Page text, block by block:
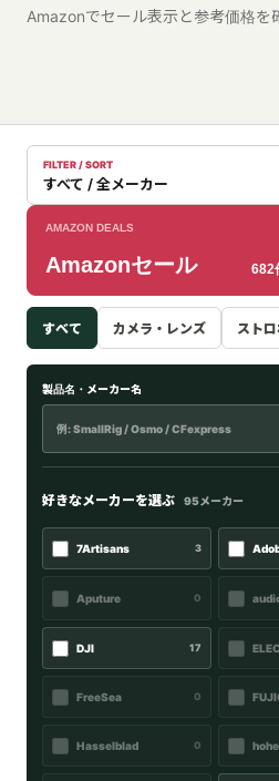
Amazonでセール表示と参考価格を
FILTER / SORT
すべて / 全メーカー
AMAZON DEALS
Amazonセール 682
すべて カメラ・レンズ スト
製品名・メーカー名
好きなメーカーを選ぶ 95メーカー
7Artisans 3
Aputure 0
DJI 17
FreeSea 0
Hasselblad 0